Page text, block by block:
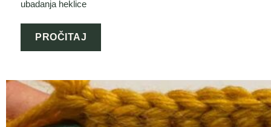
ubadanja heklice
PROČITAJ